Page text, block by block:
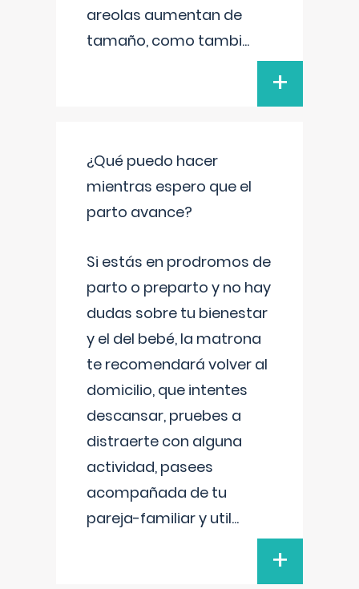
areolas aumentan de
tamaño, como tambi...
+
¿Qué puedo hacer
mientras espero que el
parto avance?
Si estás en prodromos de
parto o preparto y no hay
dudas sobre tu bienestar
y el del bebé, la matrona
te recomendará volver al
domicilio, que intentes
descansar, pruebes a
distraerte con alguna
actividad, pasees
acompañada de tu
pareja-familiar y util...
+